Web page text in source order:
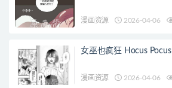
漫画资源 2026-04-06
女巫也疯狂 Hocus Pocus
漫画资源 2026-04-06